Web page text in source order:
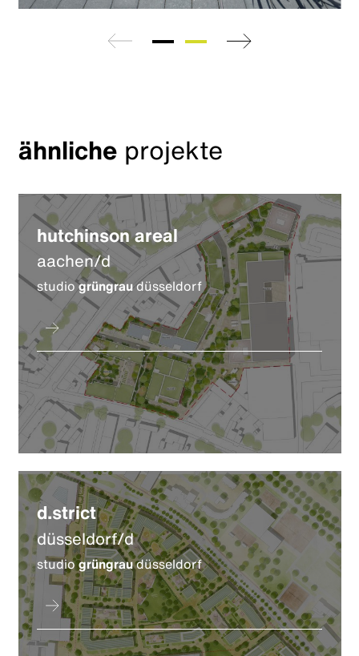
zurück weiter
ähnlicheprojekte
hutchinson areal
aachen/d
studiogrüngraudüsseldorf
d.strict
düsseldorf/d
studiogrüngraudüsseldorf